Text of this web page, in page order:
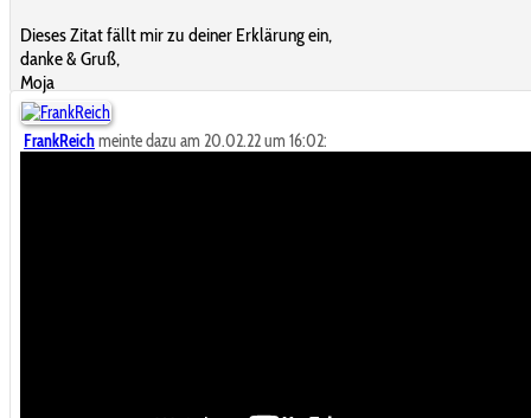
Dieses Zitat fällt mir zu deiner Erklärung ein,
danke & Gruß,
Moja
FrankReichmeinte dazu am 20.02.22 um 16:02: